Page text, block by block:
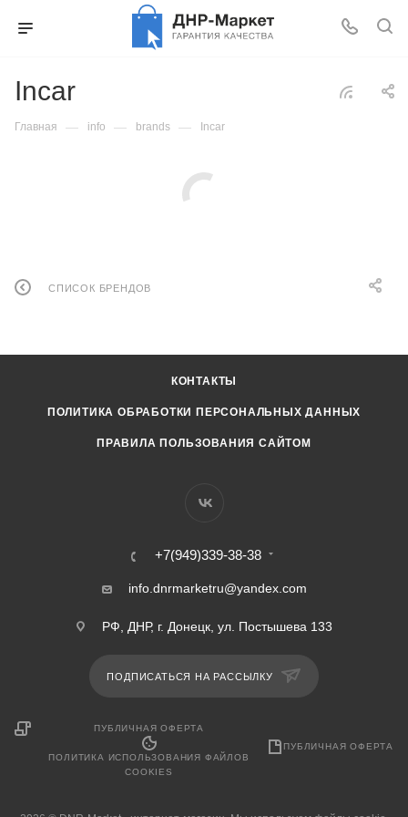
Incar
Главная — info — brands — Incar
СПИСОК БРЕНДОВ
КОНТАКТЫ
ПОЛИТИКА ОБРАБОТКИ ПЕРСОНАЛЬНЫХ ДАННЫХ
ПРАВИЛА ПОЛЬЗОВАНИЯ САЙТОМ
+7(949)339-38-38
info.dnrmarketru@yandex.com
РФ, ДНР, г. Донецк, ул. Постышева 133
ПОДПИСАТЬСЯ НА РАССЫЛКУ
ПУБЛИЧНАЯ ОФЕРТА
ПОЛИТИКА ИСПОЛЬЗОВАНИЯ ФАЙЛОВ
COOKIES
ПУБЛИЧНАЯ ОФЕРТА